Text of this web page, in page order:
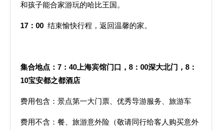
和孩子能合家游玩的哈比王国。
17 ：00 结束愉快行程，返回温馨的家。
集合地点： 7 ： 40 上海宾馆门口， 8 ： 00深大北门， 8 ：
10宝安都之都酒店
费用包含：景点第一大门票、优秀导游服务、旅游车
费用不含：餐、旅游意外险（敬请同行给客人购买意外